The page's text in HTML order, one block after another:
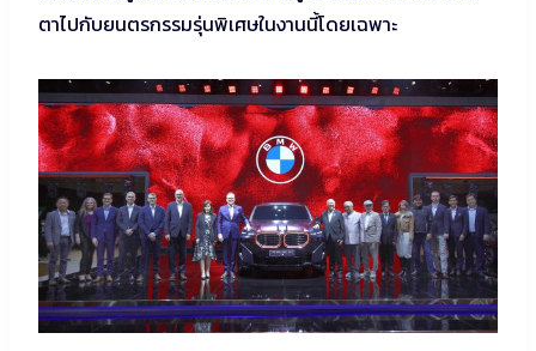
ตาไปกับยนตรกรรมรุ่นพิเศษในงานนี้โดยเฉพาะ